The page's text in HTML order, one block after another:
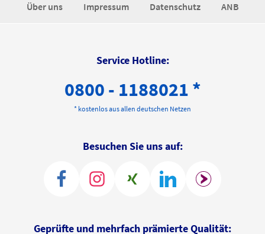
Über uns Impressum Datenschutz ANB
Service Hotline:
0800 - 1188021 *
* kostenlos aus allen deutschen Netzen
Besuchen Sie uns auf:
Geprüfte und mehrfach prämierte Qualität: